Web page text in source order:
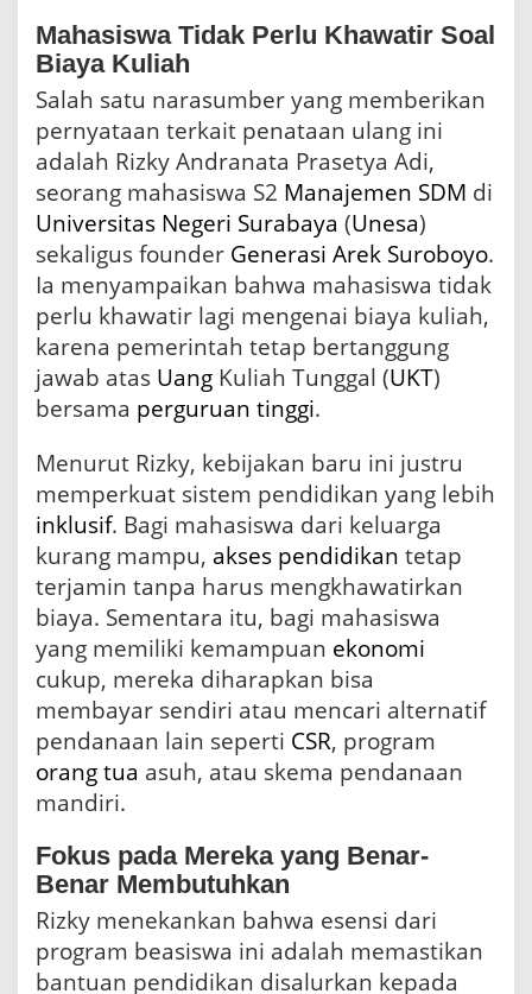
Mahasiswa Tidak Perlu Khawatir Soal
Biaya Kuliah
Salah satu narasumber yang memberikan
pernyataan terkait penataan ulang ini
adalah Rizky Andranata Prasetya Adi,
seorang mahasiswa S2 Manajemen SDM di
Universitas Negeri Surabaya (Unesa)
sekaligus founder Generasi Arek Suroboyo.
Ia menyampaikan bahwa mahasiswa tidak
perlu khawatir lagi mengenai biaya kuliah,
karena pemerintah tetap bertanggung
jawab atas Uang Kuliah Tunggal (UKT)
bersama perguruan tinggi.
Menurut Rizky, kebijakan baru ini justru
memperkuat sistem pendidikan yang lebih
inklusif. Bagi mahasiswa dari keluarga
kurang mampu, akses pendidikan tetap
terjamin tanpa harus mengkhawatirkan
biaya. Sementara itu, bagi mahasiswa
yang memiliki kemampuan ekonomi
cukup, mereka diharapkan bisa
membayar sendiri atau mencari alternatif
pendanaan lain seperti CSR, program
orang tua asuh, atau skema pendanaan
mandiri.
Fokus pada Mereka yang Benar-
Benar Membutuhkan
Rizky menekankan bahwa esensi dari
program beasiswa ini adalah memastikan
bantuan pendidikan disalurkan kepada